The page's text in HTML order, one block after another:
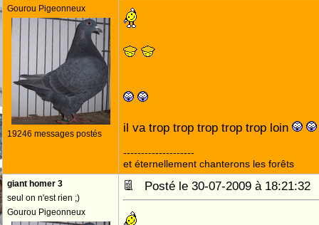
Gourou Pigeonneux
19246 messages postés il va trop trop trop trop trop loin
--------------------
et éternellement chanterons les forêts
giant homer 3
seul on n'est rien ;)
Gourou Pigeonneux
Posté le 30-07-2009 à